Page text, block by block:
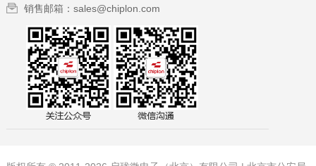
销售邮箱：sales@chiplon.com